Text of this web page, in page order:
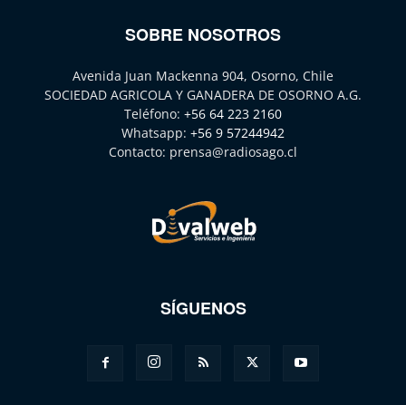
SOBRE NOSOTROS
Avenida Juan Mackenna 904, Osorno, Chile
SOCIEDAD AGRICOLA Y GANADERA DE OSORNO A.G.
Teléfono: +56 64 223 2160
Whatsapp: +56 9 57244942
Contacto: prensa@radiosago.cl
SÍGUENOS